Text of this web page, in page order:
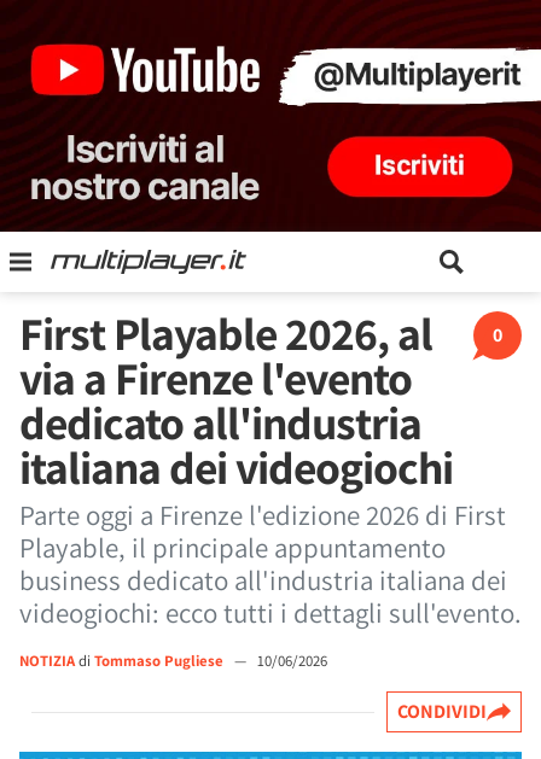
0
First Playable 2026, al
via a Firenze l'evento
dedicato all'industria
italiana dei videogiochi
Parte oggi a Firenze l'edizione 2026 di First
Playable, il principale appuntamento
business dedicato all'industria italiana dei
videogiochi: ecco tutti i dettagli sull'evento.
NOTIZIAdi Tommaso Pugliese — 10/06/2026
CONDIVIDI